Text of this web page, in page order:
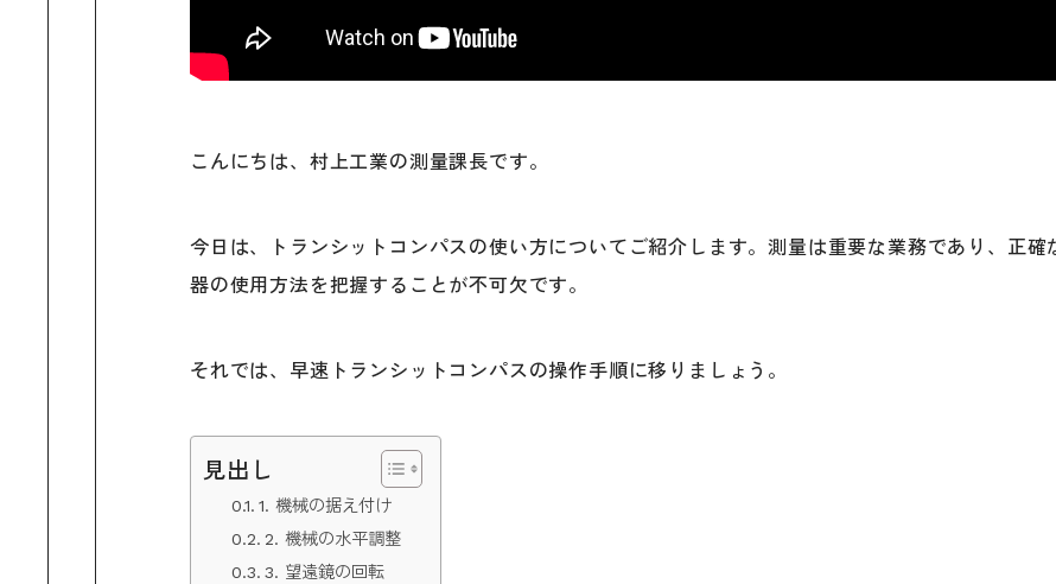
こんにちは、村上工業の測量課長です。
今日は、トランシットコンパスの使い方についてご紹介します。測量は重要な業務であり、正
器の使用方法を把握することが不可欠です。
それでは、早速トランシットコンパスの操作手順に移りましょう。
見出し
1. 機械の据え付け
2. 機械の水平調整
3. 望遠鏡の回転